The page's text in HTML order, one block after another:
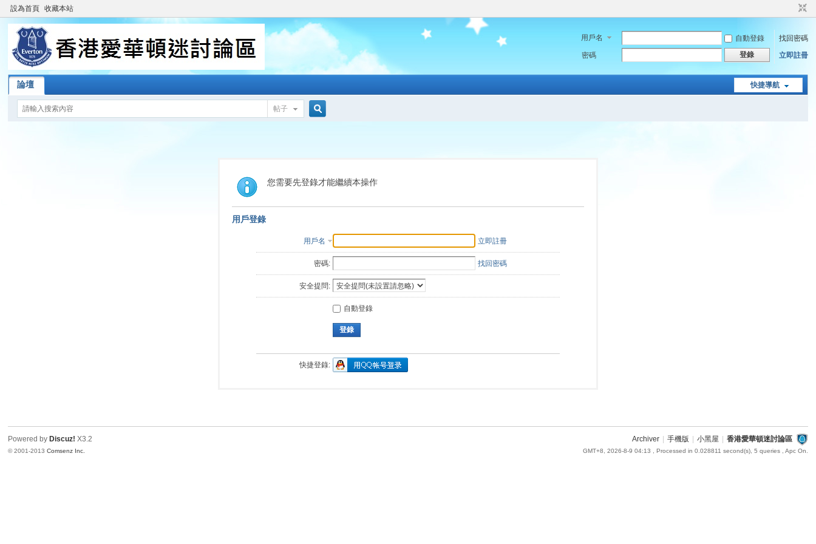
設為首頁 收藏本站
用戶名 自動登錄
找回密碼
密碼
登錄 立即註冊
快捷導航
論壇
帖子
索
您需要先登錄才能繼續本操作
用戶登錄
用戶名 立即註冊
密碼: 找回密碼
安全提問:
自動登錄
登錄
快捷登錄:
Archiver 手機版 小黑屋 香港愛華頓迷討論區
GMT+8, 2026-8-9 04:13 , Processed in 0.028811 second(s), 5 queries , Apc On.
Powered by Discuz! X3.2
© 2001-2013Comsenz Inc.